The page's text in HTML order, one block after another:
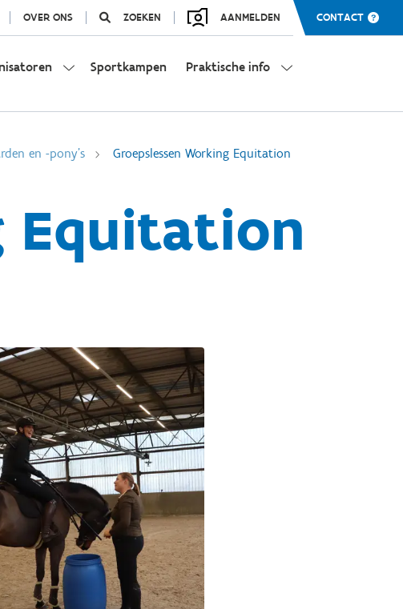
OVER ONS ZOEKEN AANMELDEN CONTACT
Sportkampen Praktische info
en -pony's Groepslessen Working Equitation
Equitation